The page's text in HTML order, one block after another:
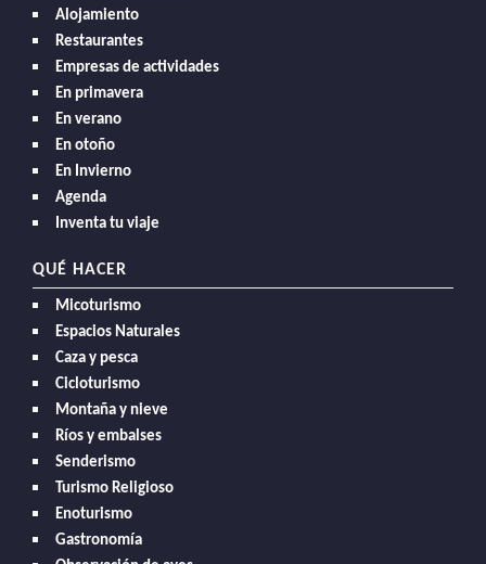
Alojamiento
Restaurantes
Empresas de actividades
En primavera
En verano
En otoño
En Invierno
Agenda
Inventa tu viaje
QUÉ HACER
Micoturismo
Espacios Naturales
Caza y pesca
Cicloturismo
Montaña y nieve
Ríos y embalses
Senderismo
Turismo Religioso
Enoturismo
Gastronomía